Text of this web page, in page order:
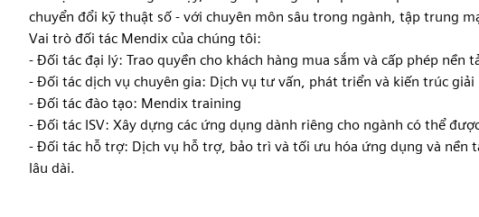
chuyển đổi kỹ thuật số - với chuyên môn sâu trong ngành, tập trung
Vai trò đối tác Mendix của chúng tôi:
- Đối tác đại lý: Trao quyền cho khách hàng mua sắm và cấp phép nền
- Đối tác dịch vụ chuyên gia: Dịch vụ tư vấn, phát triển và kiến trúc
- Đối tác đào tạo: Mendix training
- Đối tác ISV: Xây dựng các ứng dụng dành riêng cho ngành có thể
- Đối tác hỗ trợ: Dịch vụ hỗ trợ, bảo trì và tối ưu hóa ứng dụng và nền
lâu dài.